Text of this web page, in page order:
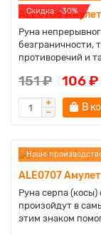
Cкидка: -30%
ALE0706
Руна
безграничности,
противоречий и
151 ₽ 106 ₽
В
Наше
ALE0707
Руна серпа
произойдут в
этим знаком